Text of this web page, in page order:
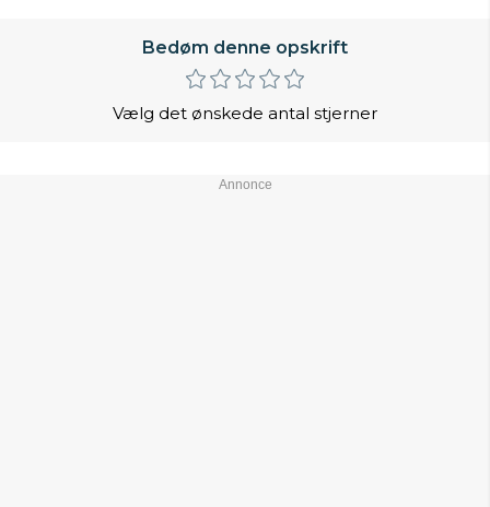
Bedøm denne opskrift
Vælg det ønskede antal stjerner